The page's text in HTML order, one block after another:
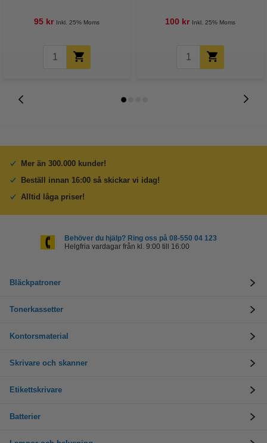
95 kr Inkl. 25% Moms 100 kr Inkl. 25% Moms
Mer än 300.000 kunder!
Beställ innan 16:00 så skickar vi idag!
Alltid låga priser!
Behöver du hjälp? Ring oss på 08-550 04 123
Helgfria vardagar från kl. 9:00 till 16:00
Bläckpatroner
Tonerkassetter
Kontorsmaterial
Skrivare och skanner
Etikettskrivare
Batterier